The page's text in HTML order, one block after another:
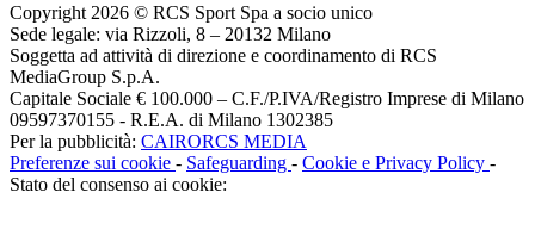
Copyright 2026 © RCS Sport Spa a socio unico
Sede legale: via Rizzoli, 8 – 20132 Milano
Soggetta ad attività di direzione e coordinamento di RCS
MediaGroup S.p.A.
Capitale Sociale € 100.000 – C.F./P.IVA/Registro Imprese di Milano
09597370155 - R.E.A. di Milano 1302385
Per la pubblicità: CAIRORCS MEDIA
Preferenze sui cookie - Safeguarding - Cookie e Privacy Policy -
Stato del consenso ai cookie: